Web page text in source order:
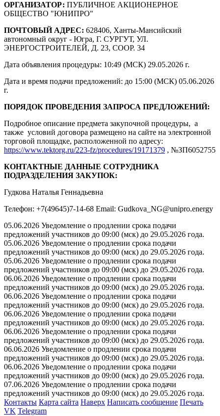
ОРГАНИЗАТОР: ПУБЛИЧНОЕ АКЦИОНЕРНОЕ
ОБЩЕСТВО "ЮНИПРО"
ПОЧТОВЫЙ АДРЕС: 628406, Ханты-Мансийский
автономный округ - Югра, Г. СУРГУТ, УЛ.
ЭНЕРГОСТРОИТЕЛЕЙ, Д. 23, СООР. 34
Дата объявления процедуры: 10:49 (МСК) 29.05.2026 г.
Дата и время подачи предложений: до 15:00 (МСК) 05.06.2026
г.
ПОРЯДОК ПРОВЕДЕНИЯ ЗАПРОСА ПРЕДЛОЖЕНИЙ:
Подробное описание предмета закупочной процедуры, а
также условий договора размещено на сайте на электронной
торговой площадке, расположенной по адресу:
https://www.tektorg.ru/223-fz/procedures/19171379 , №ЗП6052755
КОНТАКТНЫЕ ДАННЫЕ СОТРУДНИКА
ПОДРАЗДЕЛЕНИЯ ЗАКУПОК:
Гудкова Наталья Геннадьевна
Телефон: +7(49645)7-14-68 Email: Gudkova_NG@unipro.energy
05.06.2026 Уведомление о продлении срока подачи
предложений участников до 09:00 (мск) до 29.05.2026 года.
05.06.2026 Уведомление о продлении срока подачи
предложений участников до 09:00 (мск) до 29.05.2026 года.
05.06.2026 Уведомление о продлении срока подачи
предложений участников до 09:00 (мск) до 29.05.2026 года.
06.06.2026 Уведомление о продлении срока подачи
предложений участников до 09:00 (мск) до 29.05.2026 года.
06.06.2026 Уведомление о продлении срока подачи
предложений участников до 09:00 (мск) до 29.05.2026 года.
06.06.2026 Уведомление о продлении срока подачи
предложений участников до 09:00 (мск) до 29.05.2026 года.
06.06.2026 Уведомление о продлении срока подачи
предложений участников до 09:00 (мск) до 29.05.2026 года.
06.06.2026 Уведомление о продлении срока подачи
предложений участников до 09:00 (мск) до 29.05.2026 года.
06.06.2026 Уведомление о продлении срока подачи
предложений участников до 09:00 (мск) до 29.05.2026 года.
07.06.2026 Уведомление о продлении срока подачи
предложений участников до 09:00 (мск) до 29.05.2026 года.
Контакты Карта сайта Наверх Написать сообщение Печать
VK Telegram